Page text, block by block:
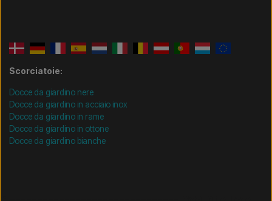
Scorciatoie:
Docce da giardino nere
Docce da giardino in acciaio inox
Docce da giardino in rame
Docce da giardino in ottone
Docce da giardino bianche